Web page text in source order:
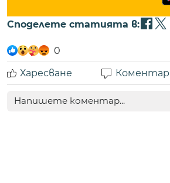
Споделете статията в:
0
Харесване
Коментар